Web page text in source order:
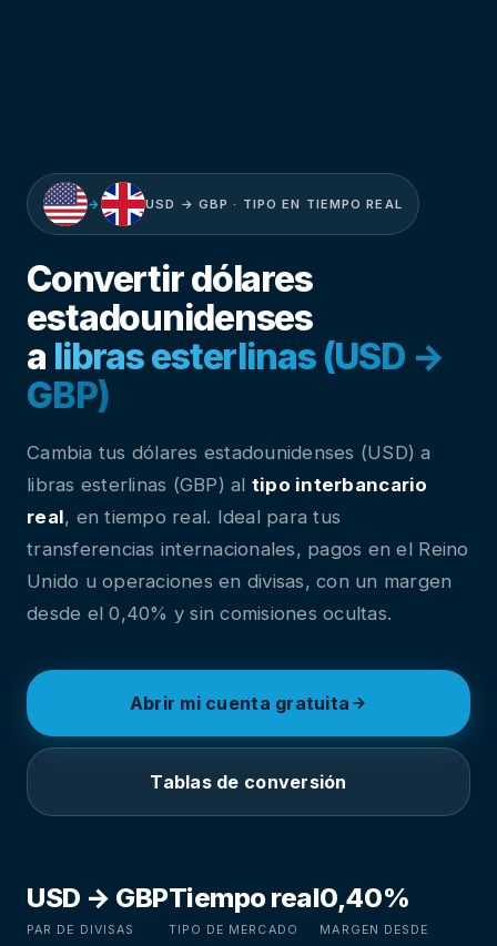
→ USD → GBP · TIPO EN TIEMPO REAL
Convertir dólares
estadounidenses
a libras esterlinas (USD →
GBP)
Cambia tus dólares estadounidenses (USD) a
libras esterlinas (GBP) al tipo interbancario
real, en tiempo real. Ideal para tus
transferencias internacionales, pagos en el Reino
Unido u operaciones en divisas, con un margen
desde el 0,40% y sin comisiones ocultas.
Abrir mi cuenta gratuita
Tablas de conversión
USD → GBP
PAR DE DIVISAS
Tiempo real
TIPO DE MERCADO
0,40%
MARGEN DESDE